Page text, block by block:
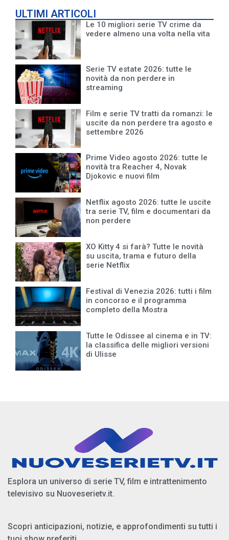
ULTIMI ARTICOLI
Le 10 migliori serie TV crime da
vedere almeno una volta nella vita
Serie TV estate 2026: tutte le
novità da non perdere in
streaming
Film e serie TV tratti da romanzi: le
uscite da non perdere tra agosto e
settembre 2026
Prime Video agosto 2026: tutte le
novità tra Reacher 4, Novak
Djokovic e nuovi film
Netflix agosto 2026: tutte le uscite
tra serie TV, film e documentari da
non perdere
XO Kitty 4 si farà? Tutte le novità
su uscita, trama e futuro della
serie Netflix
Festival di Venezia 2026: tutti i film
in concorso e il programma
completo della Mostra
Tutte le Odissee al cinema e in TV:
la classifica delle migliori versioni
di Ulisse
Esplora un universo di serie TV, film e intrattenimento
televisivo su Nuoveserietv.it.
Scopri anticipazioni, notizie, e approfondimenti su tutti i